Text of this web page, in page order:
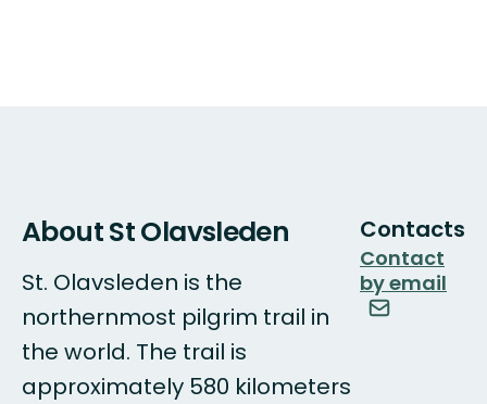
About St Olavsleden
St. Olavsleden is the
northernmost pilgrim trail in
the world. The trail is
approximately 580 kilometers
Contacts
Contact
by email